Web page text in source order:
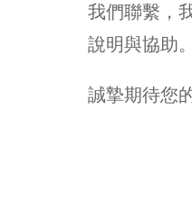
我們聯繫，
說明與協助。
誠摯期待您